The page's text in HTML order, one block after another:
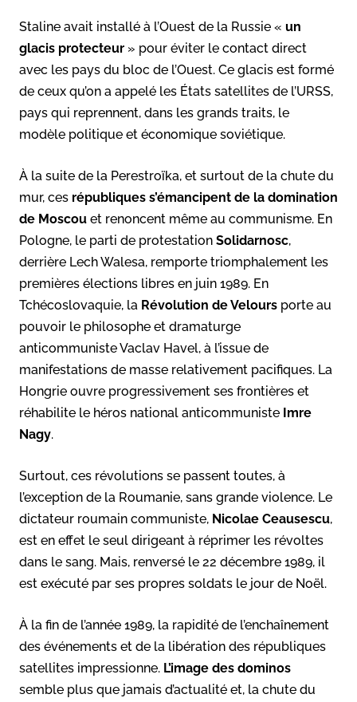
Staline avait installé à l’Ouest de la Russie « un
glacis protecteur » pour éviter le contact direct
avec les pays du bloc de l’Ouest. Ce glacis est formé
de ceux qu’on a appelé les États satellites de l’URSS,
pays qui reprennent, dans les grands traits, le
modèle politique et économique soviétique.
À la suite de la Perestroïka, et surtout de la chute du
mur, ces républiques s’émancipent de la domination
de Moscou et renoncent même au communisme. En
Pologne, le parti de protestation Solidarnosc,
derrière Lech Walesa, remporte triomphalement les
premières élections libres en juin 1989. En
Tchécoslovaquie, la Révolution de Velours porte au
pouvoir le philosophe et dramaturge
anticommuniste Vaclav Havel, à l’issue de
manifestations de masse relativement pacifiques. La
Hongrie ouvre progressivement ses frontières et
réhabilite le héros national anticommuniste Imre
Nagy.
Surtout, ces révolutions se passent toutes, à
l’exception de la Roumanie, sans grande violence. Le
dictateur roumain communiste, Nicolae Ceausescu,
est en effet le seul dirigeant à réprimer les révoltes
dans le sang. Mais, renversé le 22 décembre 1989, il
est exécuté par ses propres soldats le jour de Noël.
À la fin de l’année 1989, la rapidité de l’enchaînement
des événements et de la libération des républiques
satellites impressionne. L’image des dominos
semble plus que jamais d’actualité et, la chute du